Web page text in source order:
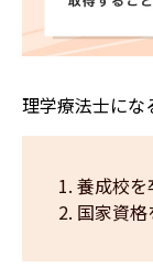
理学療法士にな
養成校を
国家資